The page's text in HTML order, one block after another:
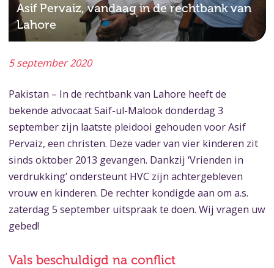
Asif Pervaiz, vandaag in de rechtbank van
Lahore
5 september 2020
Pakistan – In de rechtbank van Lahore heeft de
bekende advocaat Saif-ul-Malook donderdag 3
september zijn laatste pleidooi gehouden voor Asif
Pervaiz, een christen. Deze vader van vier kinderen zit
sinds oktober 2013 gevangen. Dankzij ‘Vrienden in
verdrukking’ ondersteunt HVC zijn achtergebleven
vrouw en kinderen. De rechter kondigde aan om a.s.
zaterdag 5 september uitspraak te doen. Wij vragen uw
gebed!
Vals beschuldigd na conflict